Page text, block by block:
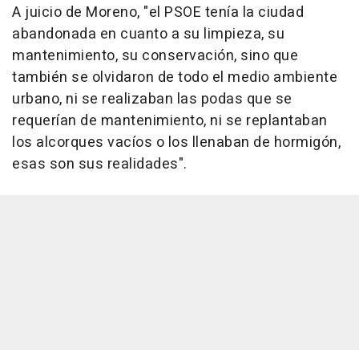
A juicio de Moreno, "el PSOE tenía la ciudad
abandonada en cuanto a su limpieza, su
mantenimiento, su conservación, sino que
también se olvidaron de todo el medio ambiente
urbano, ni se realizaban las podas que se
requerían de mantenimiento, ni se replantaban
los alcorques vacíos o los llenaban de hormigón,
esas son sus realidades".